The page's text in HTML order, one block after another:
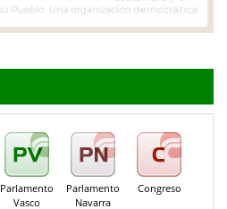
Parlamento
Vasco
Parlamento
Navarra
Congreso